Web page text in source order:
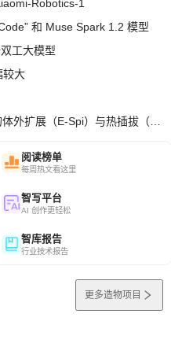
Robotics-1
和 Muse Spark 1.2 模型
工大模型
较大
阅读榜单
每周热文看这里
智写平台
AI 创作更轻松
智库报告
行业技术报告
更多造物项目